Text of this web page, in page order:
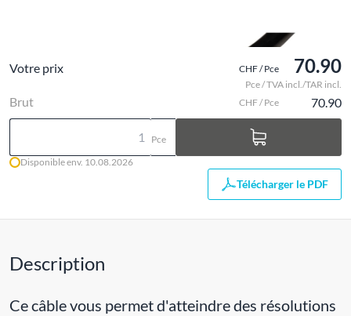
Votre prix CHF / Pce 70.90
Pce / TVA incl./TAR incl.
Brut CHF / Pce 70.90
Pce
Disponible env. 10.08.2026
Télécharger le PDF
Description
Ce câble vous permet d'atteindre des résolutions